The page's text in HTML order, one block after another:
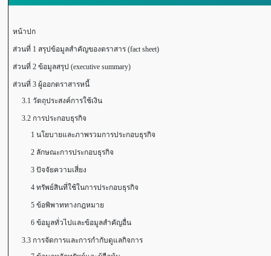
หน้าปก
ส่วนที่ 1 สรุปข้อมูลสำคัญของตราสาร (fact sheet)
ส่วนที่ 2 ข้อมูลสรุป (executive summary)
ส่วนที่ 3 ผู้ออกตราสารหนี้
3.1 วัตถุประสงค์การใช้เงิน
3.2 การประกอบธุรกิจ
1 นโยบายและภาพรวมการประกอบธุรกิจ
2 ลักษณะการประกอบธุรกิจ
3 ปัจจัยความเสี่ยง
4 ทรัพย์สินที่ใช้ในการประกอบธุรกิจ
5 ข้อพิพาททางกฎหมาย
6 ข้อมูลทั่วไปและข้อมูลสำคัญอื่น
3.3 การจัดการและการกำกับดูแลกิจการ